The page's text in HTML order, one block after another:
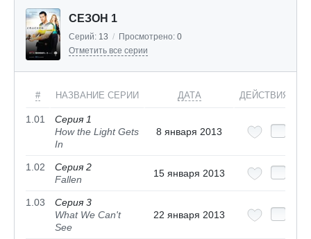
СЕЗОН 1
Серий: 13 / Просмотрено: 0
Отметить все серии
# НАЗВАНИЕ СЕРИИ ДАТА ДЕЙСТВИЯ
1.01
Серия 1
How the Light Gets
In
8 января 2013
1.02
Серия 2
Fallen
15 января 2013
1.03
Серия 3
What We Can't
See
22 января 2013